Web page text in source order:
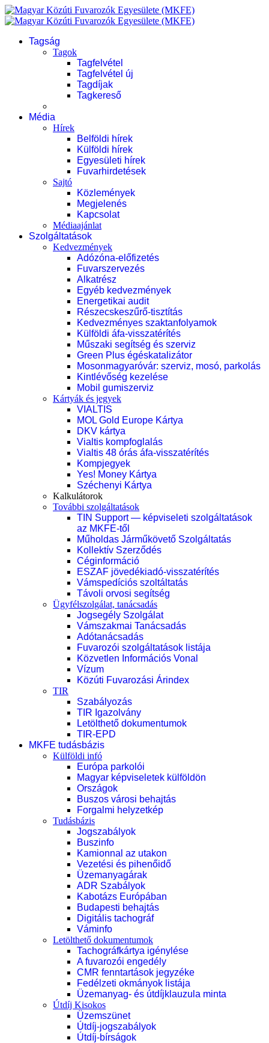
Tagság
Tagok
Tagfelvétel
Tagfelvétel új
Tagdíjak
Tagkereső
Média
Hírek
Belföldi hírek
Külföldi hírek
Egyesületi hírek
Fuvarhirdetések
Sajtó
Közlemények
Megjelenés
Kapcsolat
Médiaajánlat
Szolgáltatások
Kedvezmények
Adózóna-előfizetés
Fuvarszervezés
Alkatrész
Egyéb kedvezmények
Energetikai audit
Részecskeszűrő-tisztítás
Kedvezményes szaktanfolyamok
Külföldi áfa-visszatérítés
Műszaki segítség és szerviz
Green Plus égéskatalizátor
Mosonmagyaróvár: szerviz, mosó, parkolás
Kintlévőség kezelése
Mobil gumiszerviz
Kártyák és jegyek
VIALTIS
MOL Gold Europe Kártya
DKV kártya
Vialtis kompfoglalás
Vialtis 48 órás áfa-visszatérítés
Kompjegyek
Yes! Money Kártya
Széchenyi Kártya
Kalkulátorok
További szolgáltatások
TIN Support — képviseleti szolgáltatások
az MKFE-től
Műholdas Járműkövető Szolgáltatás
Kollektív Szerződés
Céginformáció
ESZAF jövedékiadó-visszatérítés
Vámspedíciós szoltáltatás
Távoli orvosi segítség
Ügyfélszolgálat, tanácsadás
Jogsegély Szolgálat
Vámszakmai Tanácsadás
Adótanácsadás
Fuvarozói szolgáltatások listája
Közvetlen Információs Vonal
Vízum
Közúti Fuvarozási Árindex
TIR
Szabályozás
TIR Igazolvány
Letölthető dokumentumok
TIR-EPD
MKFE tudásbázis
Külföldi infó
Európa parkolói
Magyar képviseletek külföldön
Országok
Buszos városi behajtás
Forgalmi helyzetkép
Tudásbázis
Jogszabályok
Buszinfo
Kamionnal az utakon
Vezetési és pihenőidő
Üzemanyagárak
ADR Szabályok
Kabotázs Európában
Budapesti behajtás
Digitális tachográf
Váminfo
Letölthető dokumentumok
Tachográfkártya igénylése
A fuvarozói engedély
CMR fenntartások jegyzéke
Fedélzeti okmányok listája
Üzemanyag- és útdíjklauzula minta
Útdíj Kisokos
Üzemszünet
Útdíj-jogszabályok
Útdíj-bírságok